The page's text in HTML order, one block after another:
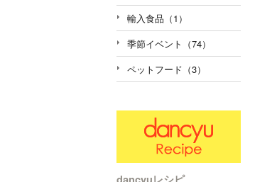
輸入食品（1）
季節イベント（74）
ペットフード（3）
dancyuレシピ